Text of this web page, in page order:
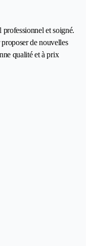
et soigné.
de nouvelles
qualité et à prix